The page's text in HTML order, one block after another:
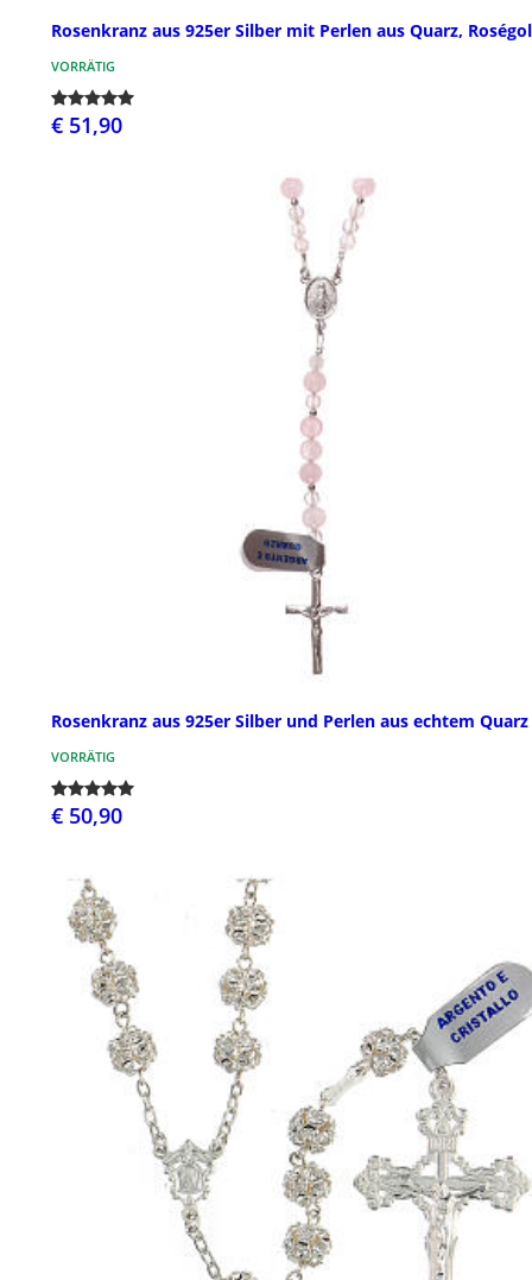
Rosenkranz aus 925er Silber mit Perlen aus Quarz,
VORRÄTIG
€ 51,90
Rosenkranz aus 925er Silber und Perlen aus echtem Quarz
VORRÄTIG
€ 50,90